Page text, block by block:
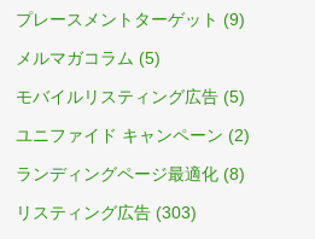
プレースメントターゲット (9)
メルマガコラム (5)
モバイルリスティング広告 (5)
ユニファイド キャンペーン (2)
ランディングページ最適化 (8)
リスティング広告 (303)